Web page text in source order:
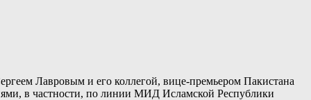
Лавровым и его коллегой, вице-премьером Пакистана
в частности, по линии МИД Исламской Республики